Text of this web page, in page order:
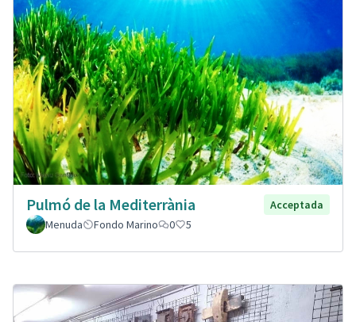
Pulmó de la Mediterrània
Acceptada
Menuda
Fondo Marino 0 5